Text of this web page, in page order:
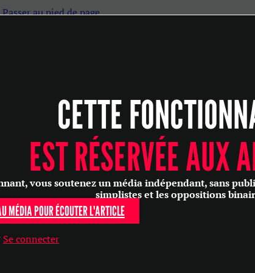
Passer au pied de page
CETTE
EST RÉSERVÉE AUX
vous soutenez un média indépendant, sans
simplistes et les oppositions
MÉDIA POUR ÉCOUTER L'ARTICLE
Se connecter